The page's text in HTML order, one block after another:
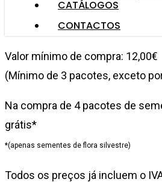
CATÁLOGOS
CONTACTOS
Valor mínimo de compra: 12,00€
(Mínimo de 3 pacotes, exceto
Na compra de 4 pacotes de
grátis*
*(apenas sementes de flora silvestre)
Todos os preços já incluem o